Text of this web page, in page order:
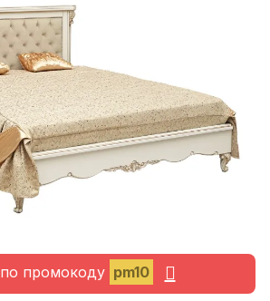
по промокоду pm10